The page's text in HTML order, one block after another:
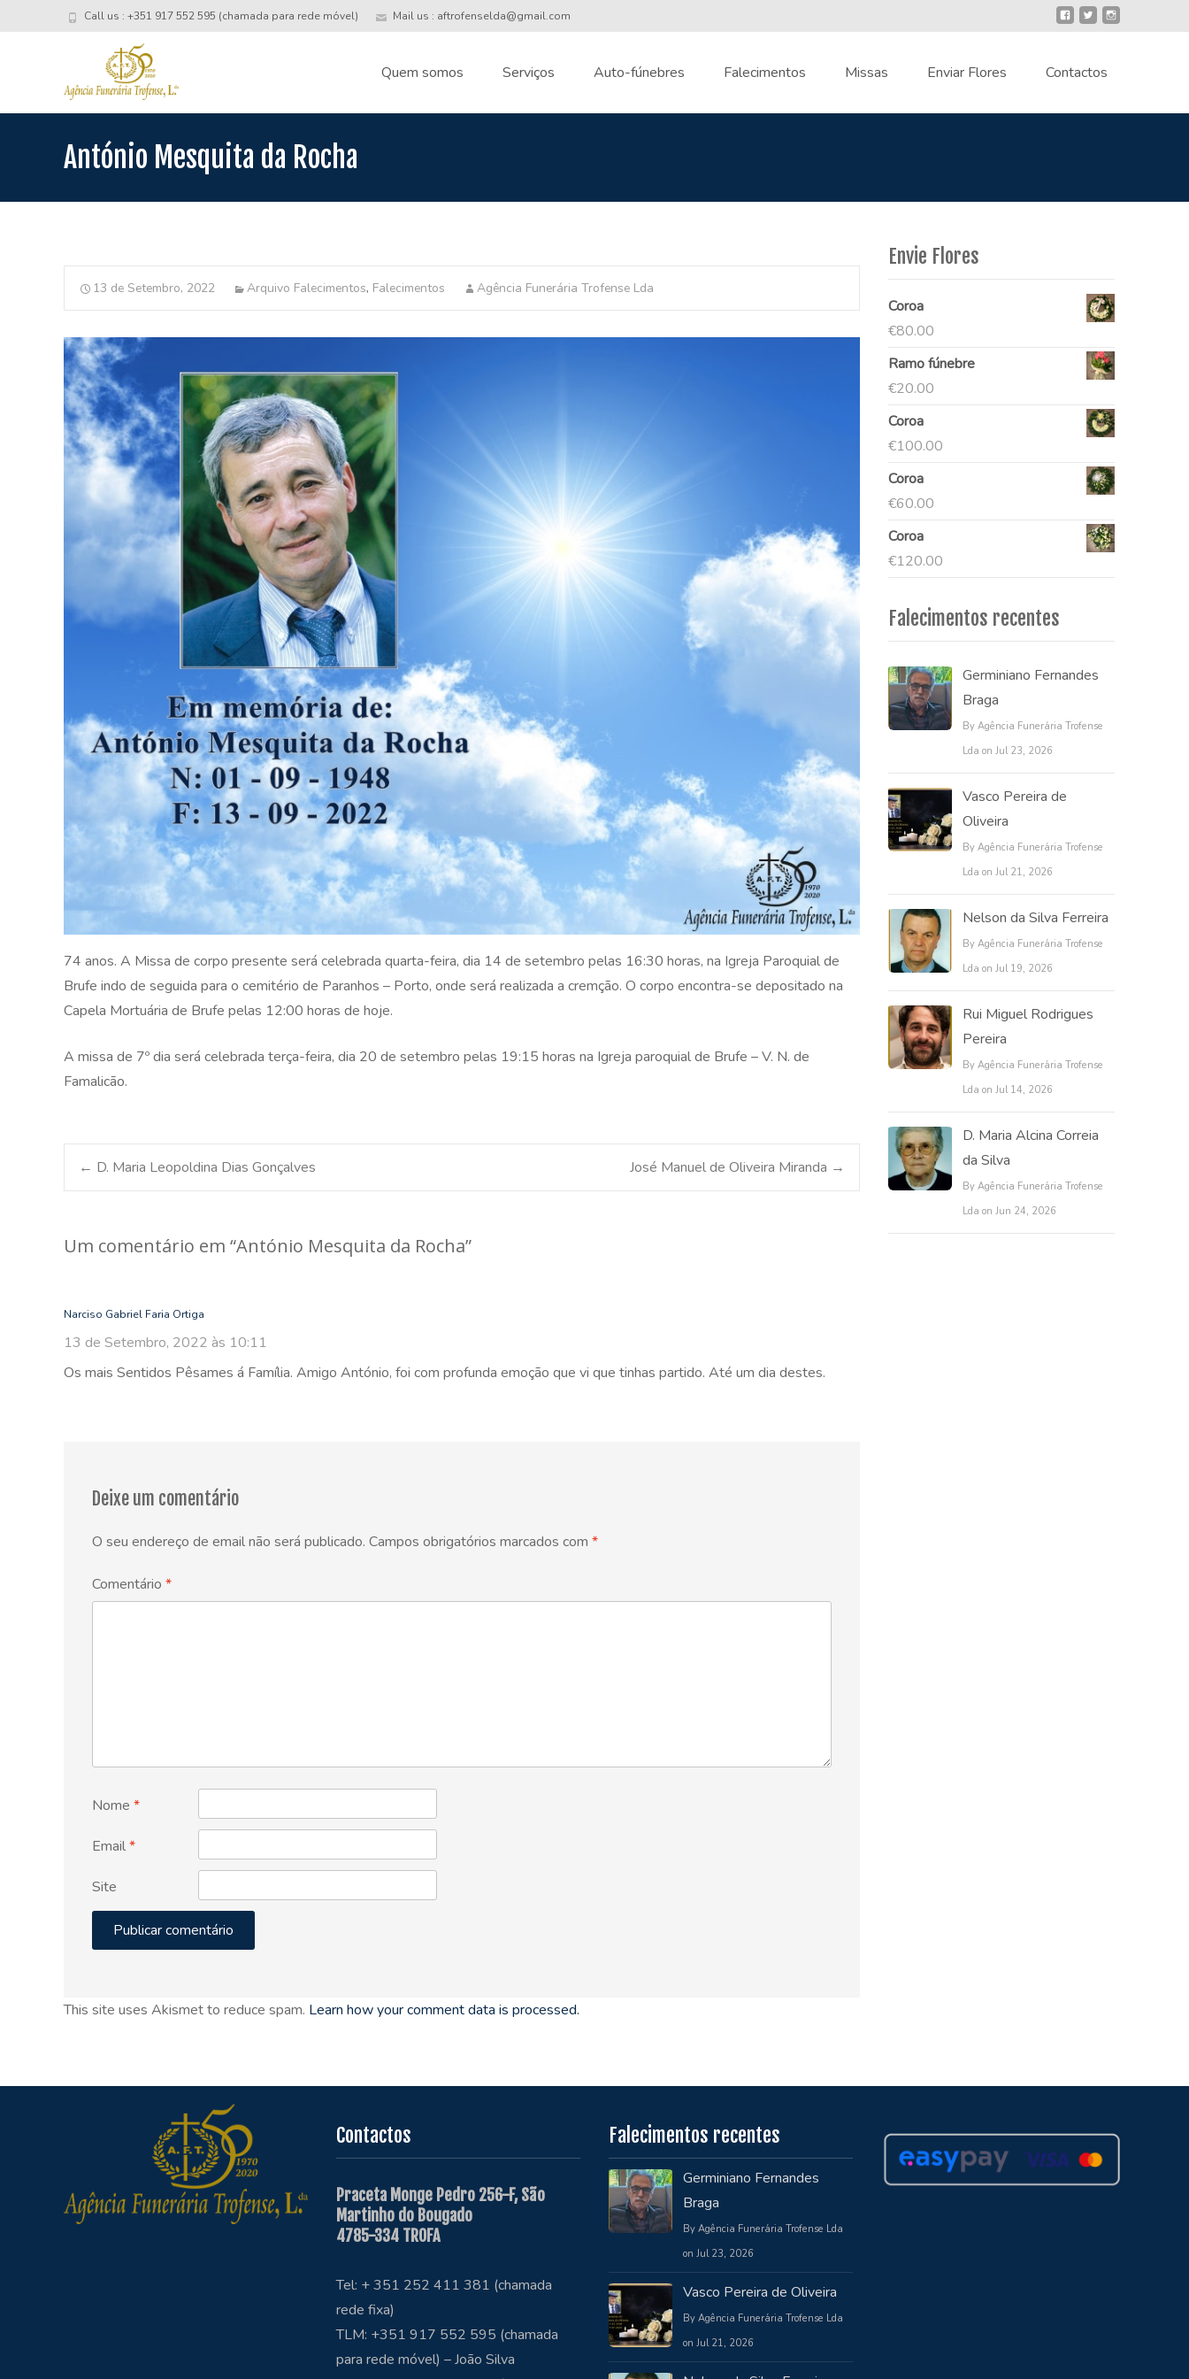
Call us : +351 917 552 595 (chamada para rede móvel) Mail us : aftrofenselda@gmail.com
Quem somos Serviços Auto-fúnebres Falecimentos Missas Enviar Flores Contactos
António Mesquita da Rocha
13 de Setembro, 2022 Arquivo Falecimentos, Falecimentos Agência Funerária Trofense Lda
74 anos. A Missa de corpo presente será celebrada quarta-feira, dia 14 de setembro pelas 16:30 horas, na Igreja Paroquial de
Brufe indo de seguida para o cemitério de Paranhos – Porto, onde será realizada a cremção. O corpo encontra-se depositado na
Capela Mortuária de Brufe pelas 12:00 horas de hoje.
A missa de 7º dia será celebrada terça-feira, dia 20 de setembro pelas 19:15 horas na Igreja paroquial de Brufe – V. N. de
Famalicão.
Post
navigation
← D. Maria Leopoldina Dias Gonçalves José Manuel de Oliveira Miranda →
Um comentário em “António Mesquita da Rocha”
Narciso Gabriel Faria Ortiga
13 de Setembro, 2022 às 10:11
Os mais Sentidos Pêsames á Família. Amigo António, foi com profunda emoção que vi que tinhas partido. Até um dia destes.
Deixe um comentário
O seu endereço de email não será publicado. Campos obrigatórios marcados com *
Comentário *
Nome *
Email*
Site
This site uses Akismet to reduce spam. Learn how your comment data is processed.
Envie Flores
Coroa
€80.00
Ramo fúnebre
€20.00
Coroa
€100.00
Coroa
€60.00
Coroa
€120.00
Falecimentos recentes
Germiniano Fernandes
Braga
By Agência Funerária Trofense
Lda on Jul 23, 2026
Vasco Pereira de
Oliveira
By Agência Funerária Trofense
Lda on Jul 21, 2026
Nelson da Silva Ferreira
By Agência Funerária Trofense
Lda on Jul 19, 2026
Rui Miguel Rodrigues
Pereira
By Agência Funerária Trofense
Lda on Jul 14, 2026
D. Maria Alcina Correia
da Silva
By Agência Funerária Trofense
Lda on Jun 24, 2026
Contactos
Praceta Monge Pedro 256-F, São
Martinho do Bougado
4785-334 TROFA
Tel: + 351 252 411 381 (chamada
rede fixa)
TLM: +351 917 552 595 (chamada
para rede móvel) – João Silva
Falecimentos recentes
Germiniano Fernandes
Braga
By Agência Funerária Trofense Lda
on Jul 23, 2026
Vasco Pereira de Oliveira
By Agência Funerária Trofense Lda
on Jul 21, 2026